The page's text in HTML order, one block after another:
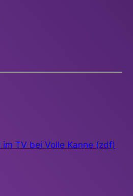
TV bei Volle Kanne (zdf)